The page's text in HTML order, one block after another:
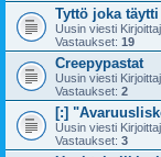
Tyttö joka
Uusin viesti
Vastaukset: 19
Creepypastat
Uusin viesti
Vastaukset: 2
[:]
Uusin viesti
Vastaukset: 3